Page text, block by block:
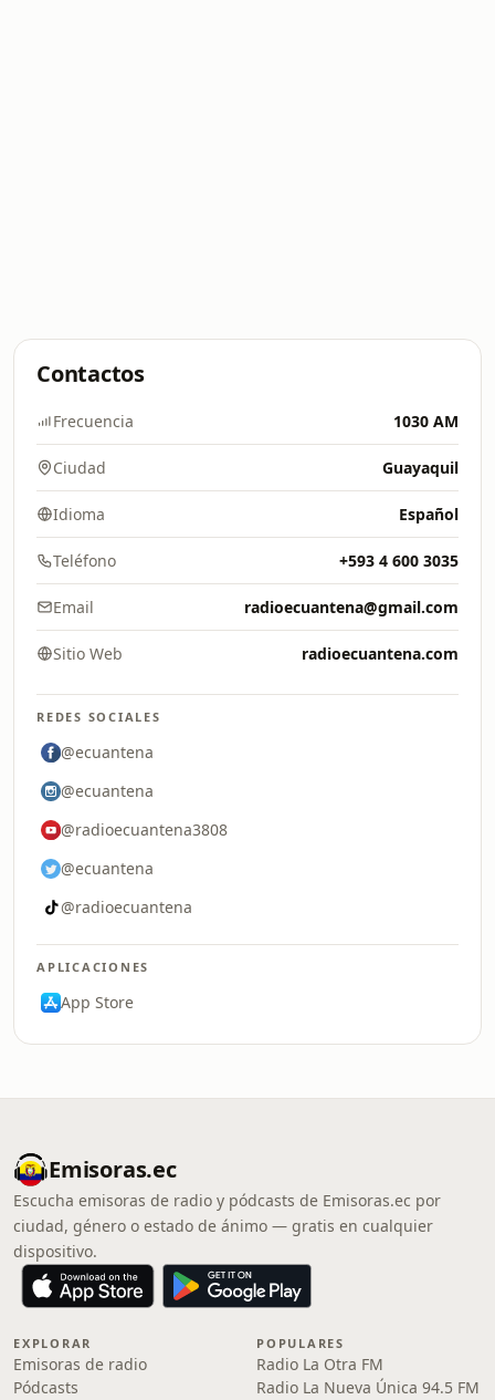
Contactos
Frecuencia 1030 AM
Ciudad Guayaquil
Idioma Español
Teléfono +593 4 600 3035
Email radioecuantena@gmail.com
Sitio Web radioecuantena.com
REDES SOCIALES
@ecuantena
@ecuantena
@radioecuantena3808
@ecuantena
@radioecuantena
APLICACIONES
App Store
Emisoras.ec
Escucha emisoras de radio y pódcasts de Emisoras.ec por
ciudad, género o estado de ánimo — gratis en cualquier
dispositivo.
EXPLORAR
Emisoras de radio
Pódcasts
POPULARES
Radio La Otra FM
Radio La Nueva Única 94.5 FM